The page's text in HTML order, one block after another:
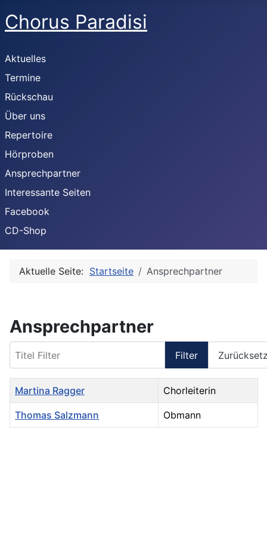
Chorus Paradisi
Aktuelles
Termine
Rückschau
Über uns
Repertoire
Hörproben
Ansprechpartner
Interessante Seiten
Facebook
CD-Shop
Aktuelle Seite: Startseite Ansprechpartner
Ansprechpartner
Filter
Name Details
Martina Ragger Chorleiterin
Thomas Salzmann Obmann